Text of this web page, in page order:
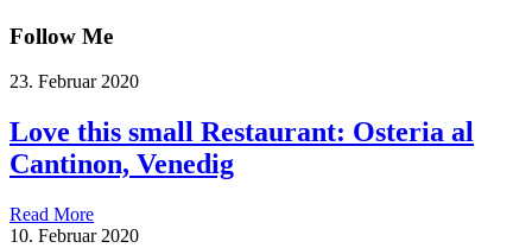
Follow Me
23. Februar 2020
Love this small Restaurant: Osteria al
Cantinon, Venedig
Read More
10. Februar 2020